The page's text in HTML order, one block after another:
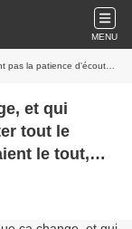
MENU
le tout, par principe, ne savent pas ce qu'ils veulent.
et qui
tout le
le tout,
veulent.